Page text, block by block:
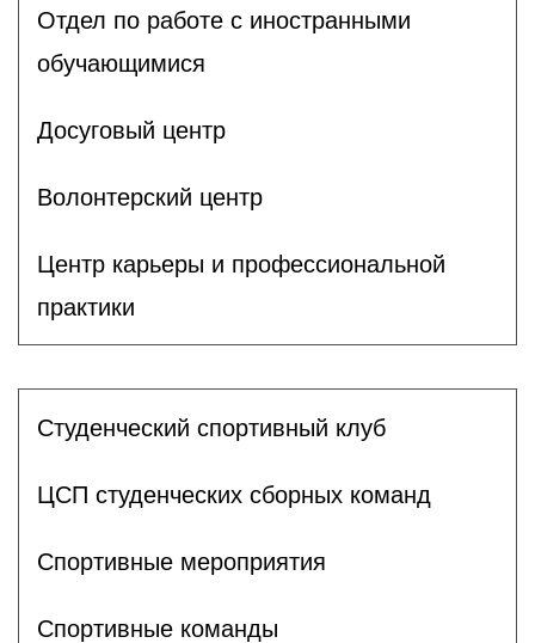
Отдел по работе с иностранными
обучающимися
Досуговый центр
Волонтерский центр
Центр карьеры и профессиональной
практики
Студенческий спортивный клуб
ЦСП студенческих сборных команд
Спортивные мероприятия
Спортивные команды